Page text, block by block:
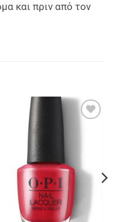
και πριν από τον